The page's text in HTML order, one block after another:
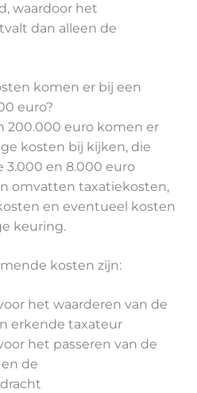
waardoor het
dan alleen de
komen er bij een
euro?
200.000 euro komen er
kosten bij kijken, die
3.000 en 8.000 euro
omvatten taxatiekosten,
en eventueel kosten
keuring.
kosten zijn:
het waarderen van de
erkende taxateur
het passeren van de
de